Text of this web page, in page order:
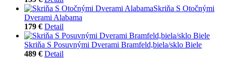
Skriňa S Otočnými
Dverami Alabama
179 € Detail
Skriňa S Posuvnými Dverami Bramfeld,biela/sklo Biele
489 € Detail